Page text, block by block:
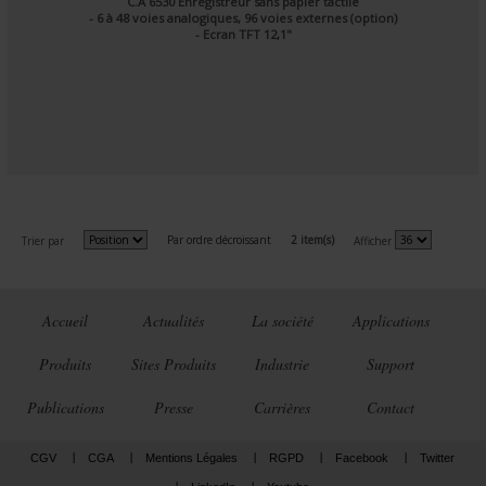
- 6 à 48 voies analogiques, 96 voies externes (option)
- Ecran TFT 12,1"
Trier par Par ordre décroissant 2 item(s) Afficher
Accueil Actualités La société Applications
Produits Sites Produits Industrie Support
Publications Presse Carrières Contact
CGV CGA Mentions Légales RGPD Facebook Twitter